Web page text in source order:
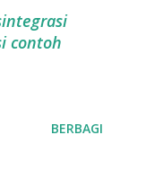
contoh
BERBAGI